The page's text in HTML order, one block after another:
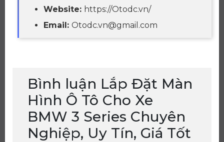
Website: https://Otodc.vn/
Email: Otodc.vn@gmail.com
Bình luận Lắp Đặt Màn
Hình Ô Tô Cho Xe
BMW 3 Series Chuyên
Nghiệp, Uy Tín, Giá Tốt